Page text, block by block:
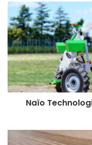
Naïo
Technologies
placé
en
redressement
judiciaire
Naïo
Pas